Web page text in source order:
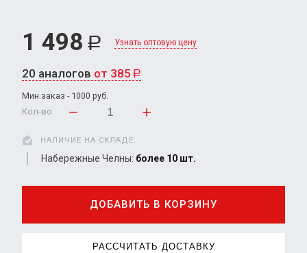
1 498 Р Узнать оптовую цену
20 аналогов от 385 Р
Мин.заказ - 1000 руб.
Кол-во:
НАЛИЧИЕ НА СКЛАДЕ:
Набережные Челны: более 10 шт.
ДОБАВИТЬ В КОРЗИНУ
РАССЧИТАТЬ ДОСТАВКУ